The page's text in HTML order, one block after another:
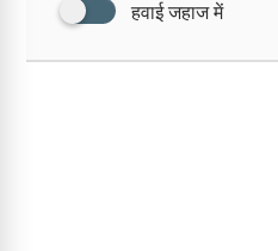
हवाई जहाज में